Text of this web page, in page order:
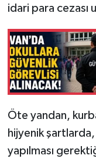
idari para cezası
Öte yandan,
hijyenik
yapılması